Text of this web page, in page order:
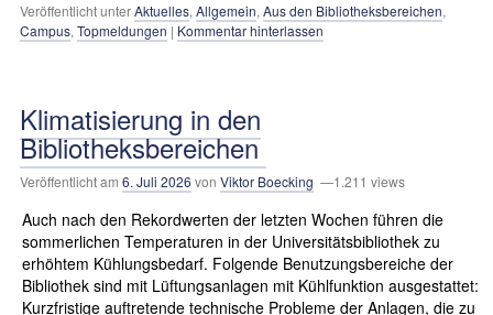
Veröffentlicht unterAktuelles, Allgemein, Aus den Bibliotheksbereichen,
Campus, Topmeldungen | Kommentar hinterlassen
Klimatisierung in den
Bibliotheksbereichen
Veröffentlicht am 6. Juli 2026 von Viktor Boecking —1.211 views
Auch nach den Rekordwerten der letzten Wochen führen die
sommerlichen Temperaturen in der Universitätsbibliothek zu
erhöhtem Kühlungsbedarf. Folgende Benutzungsbereiche der
Bibliothek sind mit Lüftungsanlagen mit Kühlfunktion ausgestattet:
Kurzfristige auftretende technische Probleme der Anlagen, die zu